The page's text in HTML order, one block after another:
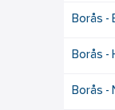
Borås -
Borås -
Borås -